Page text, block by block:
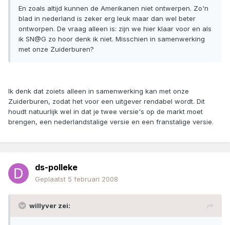
En zoals altijd kunnen de Amerikanen niet ontwerpen. Zo'n
blad in nederland is zeker erg leuk maar dan wel beter
ontworpen. De vraag alleen is: zijn we hier klaar voor en als
ik SN@G zo hoor denk ik niet. Misschien in samenwerking
met onze Zuiderburen?
Ik denk dat zoiets alleen in samenwerking kan met onze
Zuiderburen, zodat het voor een uitgever rendabel wordt. Dit
houdt natuurlijk wel in dat je twee versie's op de markt moet
brengen, een nederlandstalige versie en een franstalige versie.
ds-polleke
Geplaatst 5 februari 2008
willyver zei: